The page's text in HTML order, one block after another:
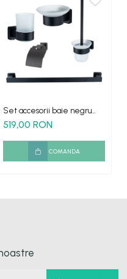
Set accesorii baie negru
mat alama AGS5
519,00 RON
COMANDA